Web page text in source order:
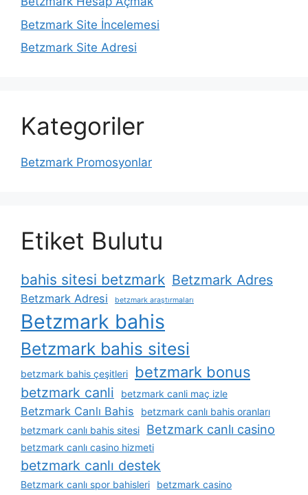
Betzmark Site İncelemesi
Betzmark Site Adresi
Kategoriler
Betzmark Promosyonlar
Etiket Bulutu
bahis sitesi betzmark Betzmark Adres
Betzmark Adresi betzmark araştırmaları
Betzmark bahis
Betzmark bahis sitesi
betzmark bahis çeşitleri betzmark bonus
betzmark canli betzmark canli maç izle
Betzmark Canlı Bahis
betzmark canlı bahis oranları
betzmark canlı bahis sitesi
Betzmark canlı casino
betzmark canlı casino hizmeti
betzmark canlı destek
Betzmark canlı spor bahisleri
betzmark casino